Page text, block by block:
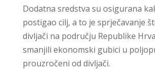
Dodatna sredstva su osigurana
postigao cilj, a to je sprječavanje
divljači na području Republike
smanjili ekonomski gubici u
prouzročeni od divljači.